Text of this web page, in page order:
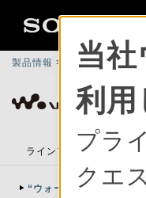
製品情報 > 総合サポート >
ラインアップ アク
“ウォークマン”サポート
当
利用
プラ
クエ